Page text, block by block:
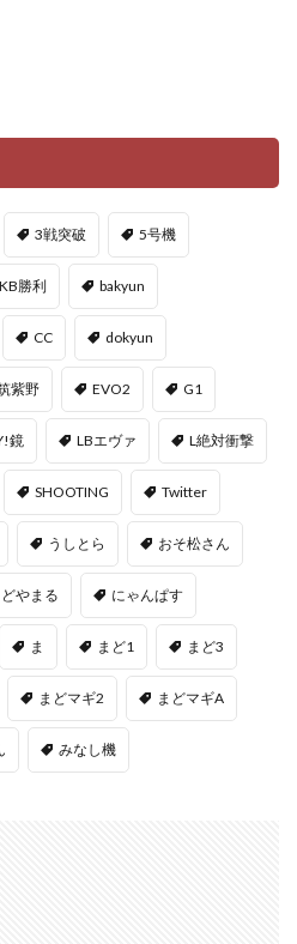
3戦突破 5号機
勝利 bakyun
CC dokyun
紫野 EVO2 G1
鏡 LBエヴァ L絶対衝撃
SHOOTING Twitter
うしとら おそ松さん
どやまる にゃんぱす
ま まど1 まど3
まどマギ2 まどマギA
みなし機